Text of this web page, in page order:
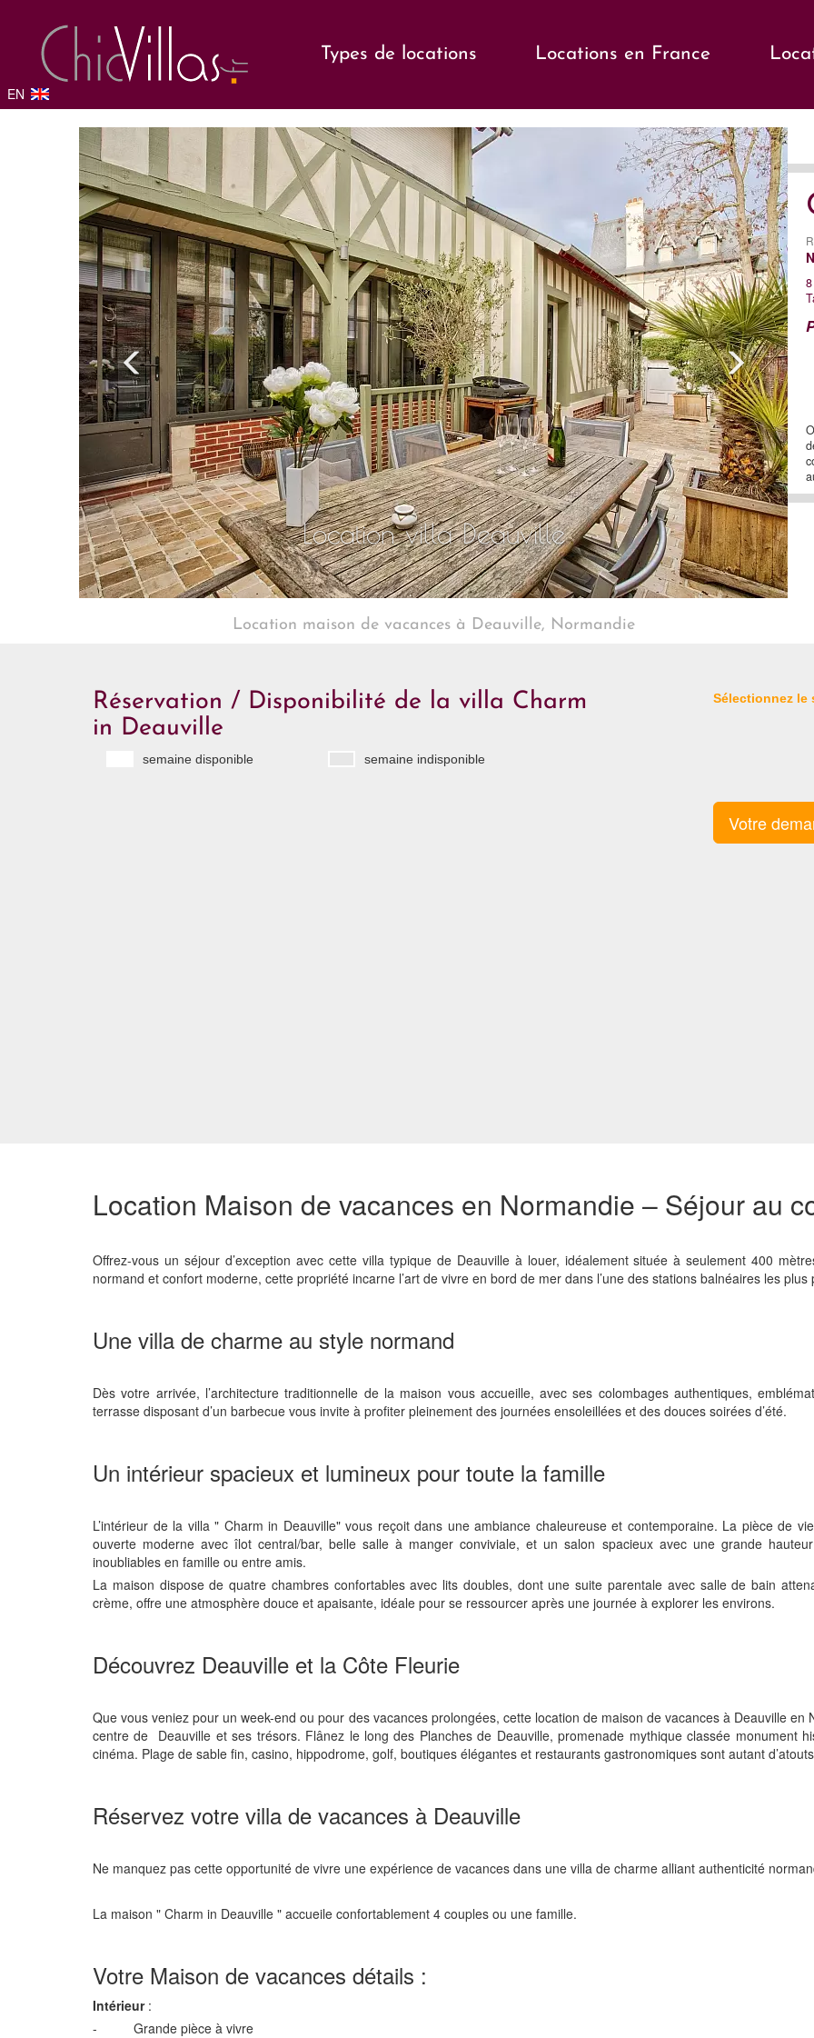
Types de locations Locations en France
EN
Location villa Deauville
Previous
Location maison de vacances à Deauville, Normandie
Réservation / Disponibilité de la villa Charm
in Deauville
semaine disponible semaine indisponible
Sélectionnez le
Votre
Location Maison de vacances en Normandie – Séjour au
Offrez-vous un séjour d’exception avec cette villa typique de Deauville à louer, idéalement située à seulement 400
normand et confort moderne, cette propriété incarne l’art de vivre en bord de mer dans l’une des stations balnéaires les
Une villa de charme au style normand
Dès votre arrivée, l’architecture traditionnelle de la maison vous accueille, avec ses colombages authentiques,
terrasse disposant d’un barbecue vous invite à profiter pleinement des journées ensoleillées et des douces soirées d’été.
Un intérieur spacieux et lumineux pour toute la famille
L’intérieur de la villa " Charm in Deauville" vous reçoit dans une ambiance chaleureuse et contemporaine. La pièce de
ouverte moderne avec îlot central/bar, belle salle à manger conviviale, et un salon spacieux avec une grande
inoubliables en famille ou entre amis.
La maison dispose de quatre chambres confortables avec lits doubles, dont une suite parentale avec salle de bain
crème, offre une atmosphère douce et apaisante, idéale pour se ressourcer après une journée à explorer les environs.
Découvrez Deauville et la Côte Fleurie
Que vous veniez pour un week-end ou pour des vacances prolongées, cette location de maison de vacances à Deauville
centre de Deauville et ses trésors. Flânez le long des Planches de Deauville, promenade mythique classée monument
cinéma. Plage de sable fin, casino, hippodrome, golf, boutiques élégantes et restaurants gastronomiques sont autant
Réservez votre villa de vacances à Deauville
Ne manquez pas cette opportunité de vivre une expérience de vacances dans une villa de charme alliant authenticité
La maison " Charm in Deauville " accueile confortablement 4 couples ou une famille.
Votre Maison de vacances détails :
Intérieur :
- Grande pièce à vivre